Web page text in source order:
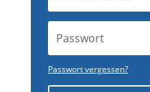
Passwort vergessen?